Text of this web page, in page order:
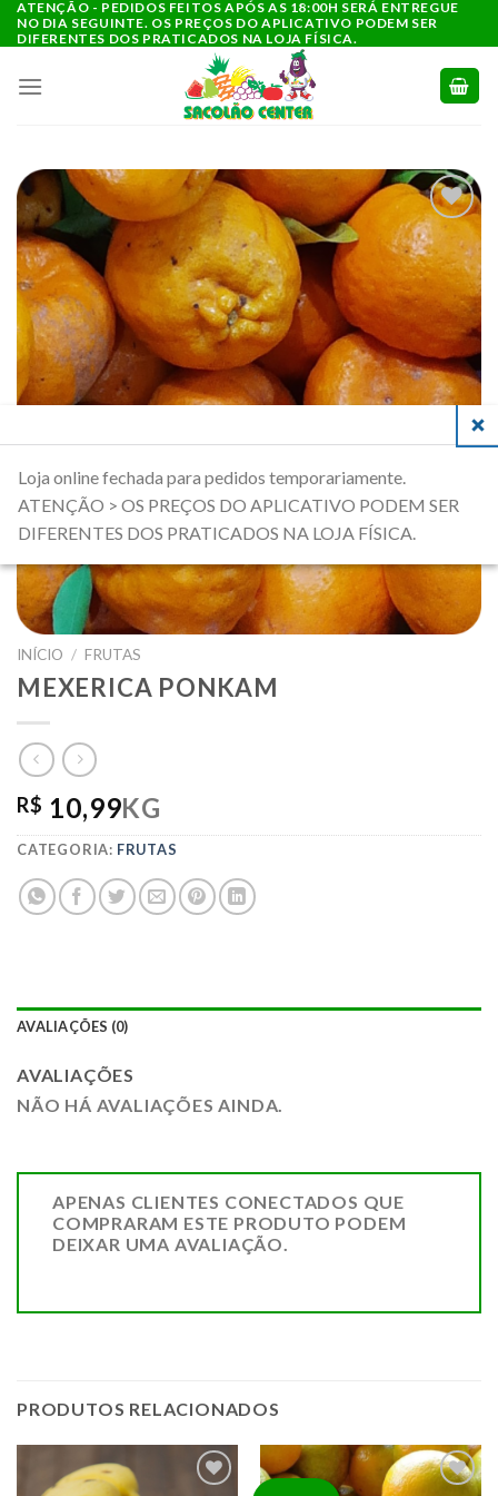
para
conteúdo
ATENÇÃO - PEDIDOS FEITOS APÓS AS 18:00H SERÁ ENTREGUE
NO DIA SEGUINTE. OS PREÇOS DO APLICATIVO PODEM SER
DIFERENTES DOS PRATICADOS NA LOJA FÍSICA.
ADICIONAR
A LISTA DE
COMPRAS
INÍCIO / FRUTAS
MEXERICA PONKAM
R$ 10,99KG
CATEGORIA: FRUTAS
AVALIAÇÕES (0)
AVALIAÇÕES
NÃO HÁ AVALIAÇÕES AINDA.
APENAS CLIENTES CONECTADOS QUE
COMPRARAM ESTE PRODUTO PODEM
DEIXAR UMA AVALIAÇÃO.
PRODUTOS RELACIONADOS
Loja online fechada para pedidos temporariamente.
ATENÇÃO > OS PREÇOS DO APLICATIVO PODEM SER
DIFERENTES DOS PRATICADOS NA LOJA FÍSICA.